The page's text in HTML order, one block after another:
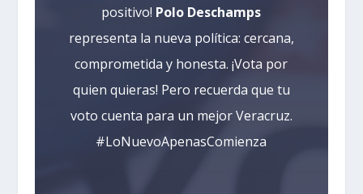
positivo! Polo Deschamps
representa la nueva política: cercana,
comprometida y honesta. ¡Vota por
quien quieras! Pero recuerda que tu
voto cuenta para un mejor Veracruz.
#LoNuevoApenasComienza